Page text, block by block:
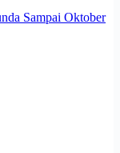
Sampai Oktober